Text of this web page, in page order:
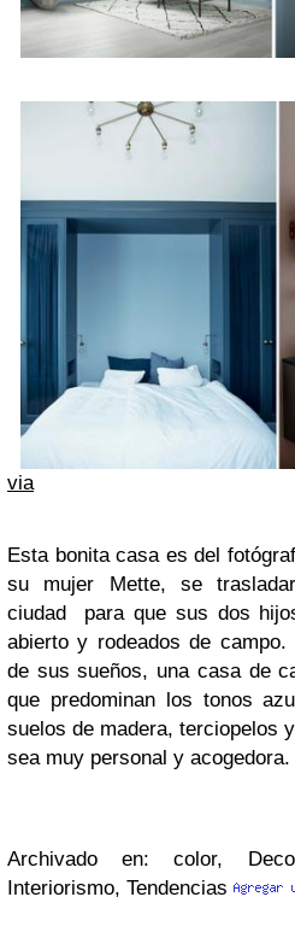
via
Esta bonita casa es del
su mujer Mette, se
ciudad para que sus dos
abierto y rodeados de
de sus sueños, una casa de
que predominan los tonos
suelos de madera, terciopelos
sea muy personal y acogedora.
Archivado en: color,
Interiorismo, Tendencias